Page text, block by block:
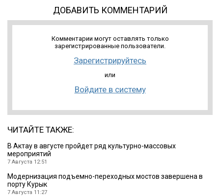
ДОБАВИТЬ КОММЕНТАРИЙ
Комментарии могут оставлять только
зарегистрированные пользователи.
Зарегистрируйтесь
или
Войдите в систему
ЧИТАЙТЕ ТАКЖЕ:
В Актау в августе пройдет ряд культурно-массовых
мероприятий
7 Августа 12:51
Модернизация подъемно-переходных мостов завершена в
порту Курык
7 Августа 11:27